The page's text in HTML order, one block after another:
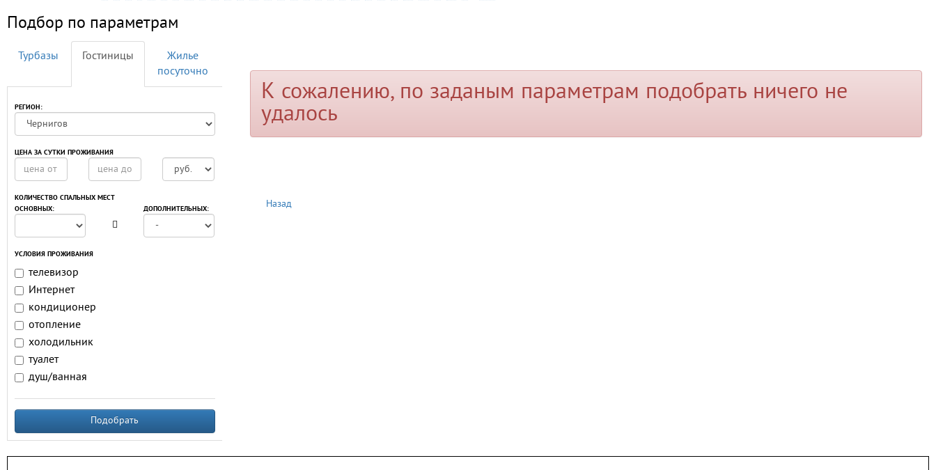
Подбор по параметрам
Турбазы Гостиницы
Жилье
посуточно
РЕГИОН:
ЦЕНА ЗА СУТКИ ПРОЖИВАНИЯ
КОЛИЧЕСТВО СПАЛЬНЫХ МЕСТ
ОСНОВНЫХ:
ДОПОЛНИТЕЛЬНЫХ:
УСЛОВИЯ ПРОЖИВАНИЯ
телевизор
Интернет
кондиционер
отопление
холодильник
туалет
душ/ванная
Подобрать
К сожалению, по заданым параметрам подобрать ничего не
удалось
Назад